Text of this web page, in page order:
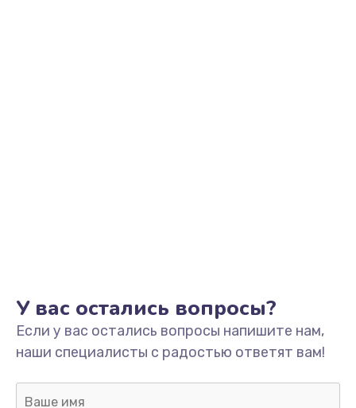
Замена стекла
990 руб.
Заказать
У вас остались вопросы?
Если у вас остались вопросы напишите нам,
наши специалисты с радостью ответят вам!